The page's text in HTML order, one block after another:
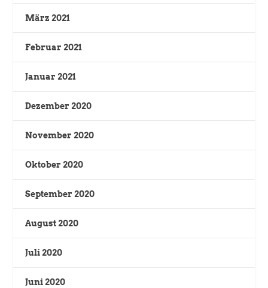
März 2021
Februar 2021
Januar 2021
Dezember 2020
November 2020
Oktober 2020
September 2020
August 2020
Juli 2020
Juni 2020